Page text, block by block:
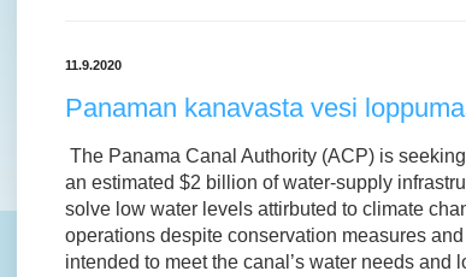
11.9.2020
Panaman kanavasta vesi
The Panama Canal Authority (ACP) is
an estimated $2 billion of water-supply
solve low water levels attirbuted to climate
operations despite conservation measures
intended to meet the canal’s water needs and